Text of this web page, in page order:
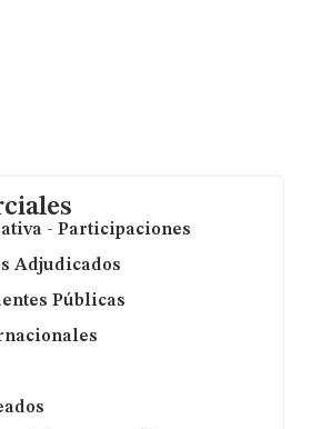
- Participaciones
Adjudicados
Públicas